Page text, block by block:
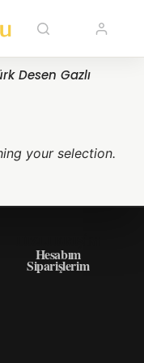
Desen Gazlı
your selection.
Hesabım
Siparişlerim